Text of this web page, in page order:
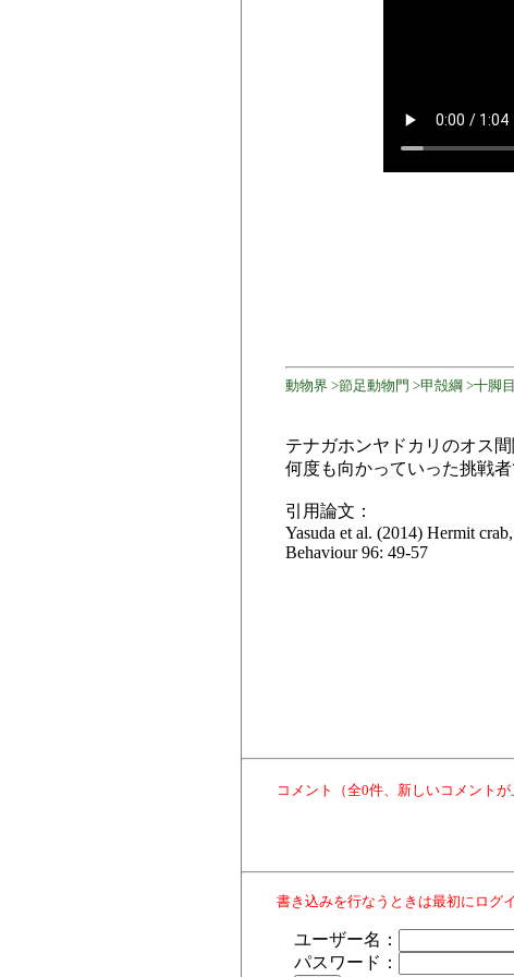
動物界 >節足動物門 >甲殻綱 >十脚
テナガホンヤドカリのオス
何度も向かっていった挑戦
引用論文：
Yasuda et al. (2014) Hermit
Behaviour 96: 49-57
コメント（全0件、新しいコメントが
書き込みを行なうときは最初にログ
ユーザー名：
パスワード：